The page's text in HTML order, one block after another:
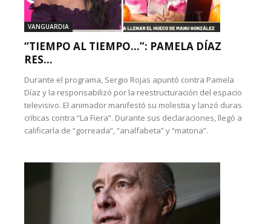
VANGUARDIA
“TIEMPO AL TIEMPO…”: PAMELA DÍAZ
RES...
Durante el programa, Sergio Rojas apuntó contra Pamela
Díaz y la responsabilizó por la reestructuración del espacio
televisivo. El animador manifestó su molestia y lanzó duras
críticas contra “La Fiera”. Durante sus declaraciones, llegó a
calificarla de “gorreada”, “analfabeta” y “matona”.